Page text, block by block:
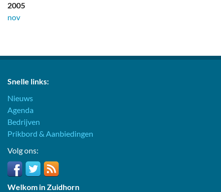
2005
nov
Snelle links:
Nieuws
Agenda
Bedrijven
Prikbord & Aanbiedingen
Volg ons:
Welkom in Zuidhorn